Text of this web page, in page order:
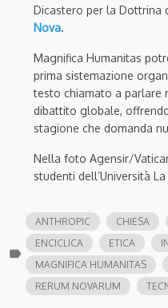
Dicastero per la Dottrina
Nova.
Magnifica Humanitas
prima sistemazione
testo chiamato a parlare
dibattito globale,
stagione che domanda
Nella foto Agensir/
studenti dell’Università
label
ANTHROPIC CHIESA
ENCICLICA
ETICA
MAGNIFICA HUMANITAS
RERUM NOVARUM